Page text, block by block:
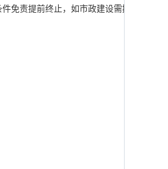
免责提前终止，如市政建设需搬